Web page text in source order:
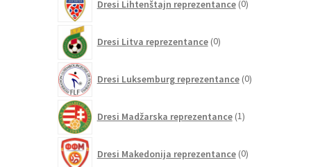
Dresi Lihtenštajn reprezentance 0izdelkov
Dresi Litva reprezentance 0izdelkov
Dresi Luksemburg reprezentance 0izdelkov
Dresi Madžarska reprezentance 1izdelek
Dresi Makedonija reprezentance 0izdelkov